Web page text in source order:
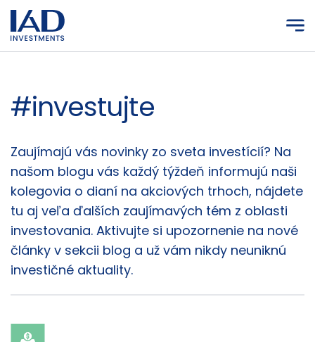
Prejsť na hlavný obsah
#investujte
Články
Zaujímajú vás novinky zo sveta investícií? Na
našom blogu vás každý týždeň informujú naši
kolegovia o dianí na akciových trhoch, nájdete
tu aj veľa ďalších zaujímavých tém z oblasti
investovania. Aktivujte si upozornenie na nové
články v sekcii blog a už vám nikdy neuniknú
investičné aktuality.